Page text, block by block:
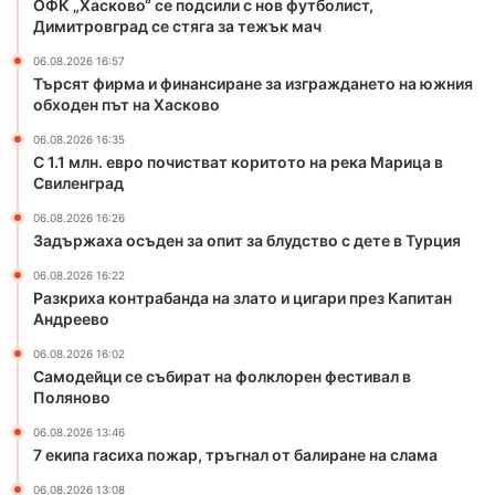
с
в
а
т
к
о
р
о
т
о
н
е
а
М
а
ОФК „Хасково“ се подсили с нов футболист,
Димитровград се стяга за тежък мач
06.08.2026 16:57
Търсят фирма и финансиране за изграждането на южния
обходен път на Хасково
06.08.2026 16:35
С 1.1 млн. евро почистват коритото на река Марица в
Свиленград
06.08.2026 16:26
Задържаха осъден за опит за блудство с дете в Турция
06.08.2026 16:22
Разкриха контрабанда на злато и цигари през Капитан
Андреево
06.08.2026 16:02
Самодейци се събират на фолклорен фестивал в
Поляново
06.08.2026 13:46
7 екипа гасиха пожар, тръгнал от балиране на слама
06.08.2026 13:08